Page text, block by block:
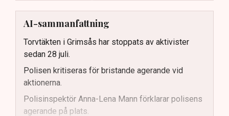
AI-sammanfattning
Torvtäkten i Grimsås har stoppats av aktivister
sedan 28 juli.
Polisen kritiseras för bristande agerande vid
aktionerna.
Polisinspektör Anna-Lena Mann förklarar polisens
agerande på plats.